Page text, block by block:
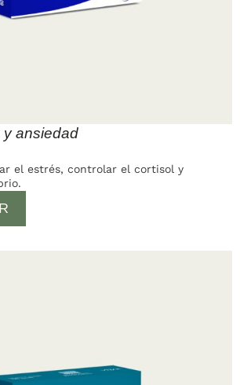
y ansiedad
el estrés, controlar el cortisol y